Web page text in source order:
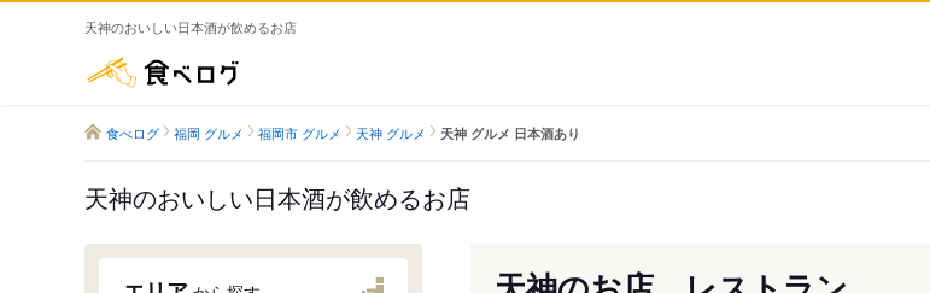
天神のおいしい日本酒が飲めるお店
食べログ 福岡 グルメ 福岡市 グルメ 天神 グルメ 天神 グルメ 日本酒あり
天神のおいしい日本酒が飲めるお店